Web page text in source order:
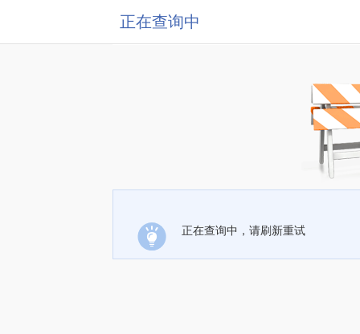
正在查询中
正在查询中，请刷新重试